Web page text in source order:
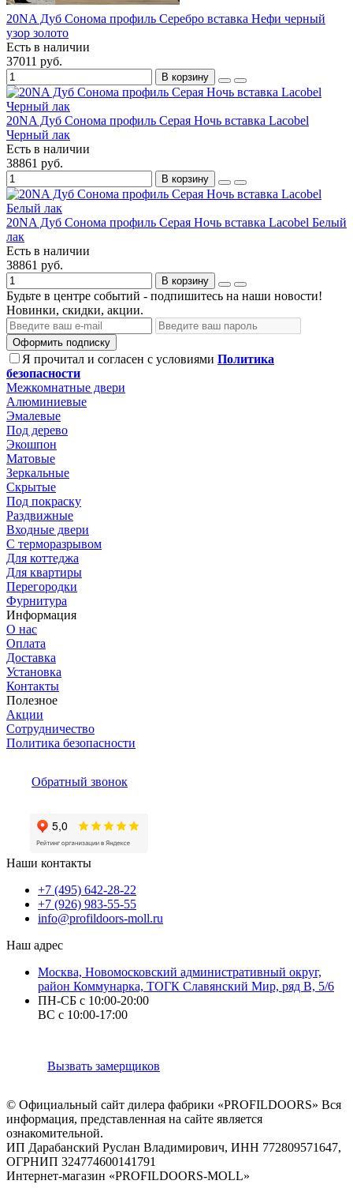
20NA Дуб Сонома профиль Серебро вставка Нефи черный
узор золото
Есть в наличии
37011 руб.
В корзину
20NA Дуб Сонома профиль Серая Ночь вставка Lacobel
Черный лак
Есть в наличии
38861 руб.
В корзину
20NA Дуб Сонома профиль Серая Ночь вставка Lacobel Белый
лак
Есть в наличии
38861 руб.
В корзину
Будьте в центре событий - подпишитесь на наши новости!
Новинки, скидки, акции.
Оформить подписку
Я прочитал и согласен с условиями Политика
безопасности
Межкомнатные двери
Алюминиевые
Эмалевые
Под дерево
Экошпон
Матовые
Зеркальные
Скрытые
Под покраску
Раздвижные
Входные двери
С терморазрывом
Для коттеджа
Для квартиры
Перегородки
Фурнитура
Информация
О нас
Оплата
Доставка
Установка
Контакты
Полезное
Акции
Сотрудничество
Политика безопасности
Обратный звонок
Наши контакты
+7 (495) 642-28-22
+7 (926) 983-55-55
info@profildoors-moll.ru
Наш адрес
Москва, Новомосковский административный округ,
район Коммунарка, ТОГК Славянский Мир, ряд В, 5/6
ПН-СБ с 10:00-20:00
ВС с 10:00-17:00
Вызвать замерщиков
© Официальный сайт дилера фабрики «PROFILDOORS» Вся
информация, представленная на сайте является
ознакомительной.
ИП Дарабанский Руслан Владимирович, ИНН 772809571647,
ОГРНИП 324774600141791
Интернет-магазин «PROFILDOORS-MOLL»